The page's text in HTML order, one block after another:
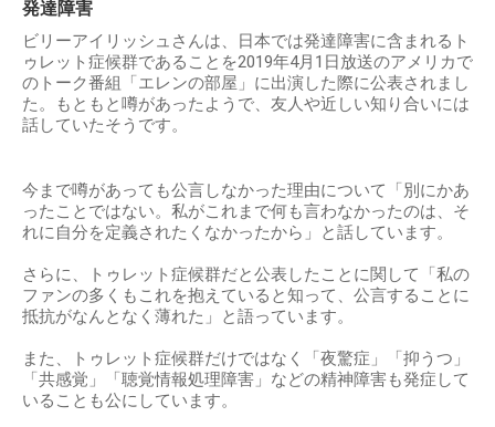
発達障害
ビリーアイリッシュさんは、日本では発達障害に含まれるト
ゥレット症候群であることを2019年4月1日放送のアメリカで
のトーク番組「エレンの部屋」に出演した際に公表されまし
た。もともと噂があったようで、友人や近しい知り合いには
話していたそうです。
今まで噂があっても公言しなかった理由について「別にかあ
ったことではない。私がこれまで何も言わなかったのは、そ
れに自分を定義されたくなかったから」と話しています。
さらに、トゥレット症候群だと公表したことに関して「私の
ファンの多くもこれを抱えていると知って、公言することに
抵抗がなんとなく薄れた」と語っています。
また、トゥレット症候群だけではなく「夜驚症」「抑うつ」
「共感覚」「聴覚情報処理障害」などの精神障害も発症して
いることも公にしています。